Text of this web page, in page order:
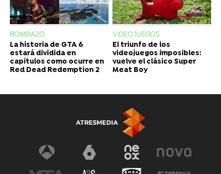
BOMBAZO
La historia de GTA 6
estará dividida en
capítulos como ocurre en
Red Dead Redemption 2
VIDEOJUEGOS
El triunfo de los
videojuegos imposibles:
vuelve el clásico Super
Meat Boy